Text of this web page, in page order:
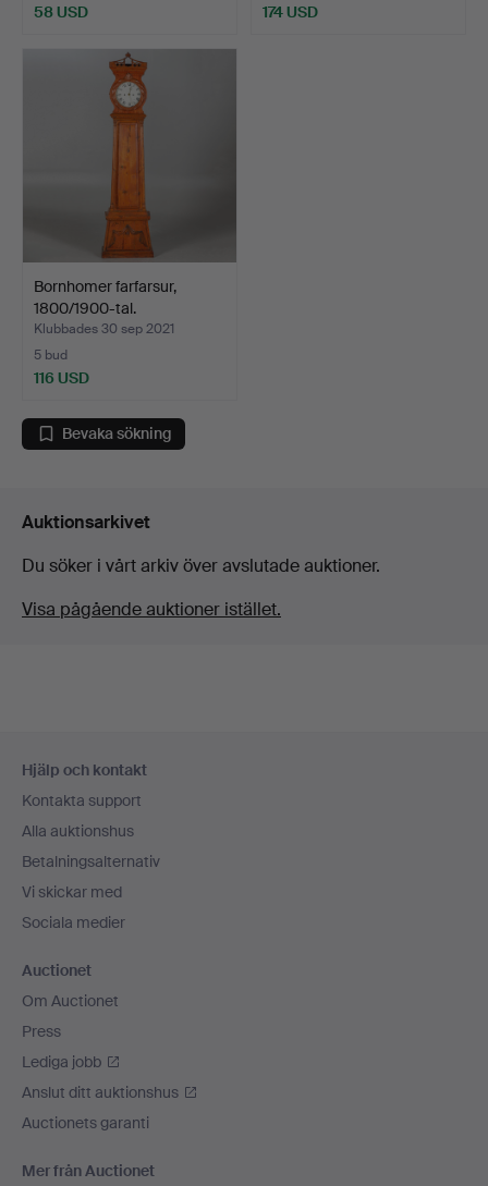
58 USD 174 USD
Bornhomer farfarsur,
1800/1900-tal.
Klubbades 30 sep 2021
5 bud
116 USD
Bevaka sökning
Auktionsarkivet
Du söker i vårt arkiv över avslutade auktioner.
Visa pågående auktioner istället.
Hjälp och kontakt
Kontakta support
Alla auktionshus
Betalningsalternativ
Vi skickar med
Sociala medier
Auctionet
Om Auctionet
Press
Lediga jobb
Anslut ditt auktionshus
Auctionets garanti
Mer från Auctionet